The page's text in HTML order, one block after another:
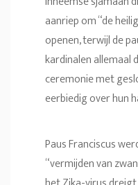
aanriep om “de
openen, terwijl de
kardinalen allemaal
ceremonie met
eerbiedig over hun
Paus Franciscus
“vermijden van